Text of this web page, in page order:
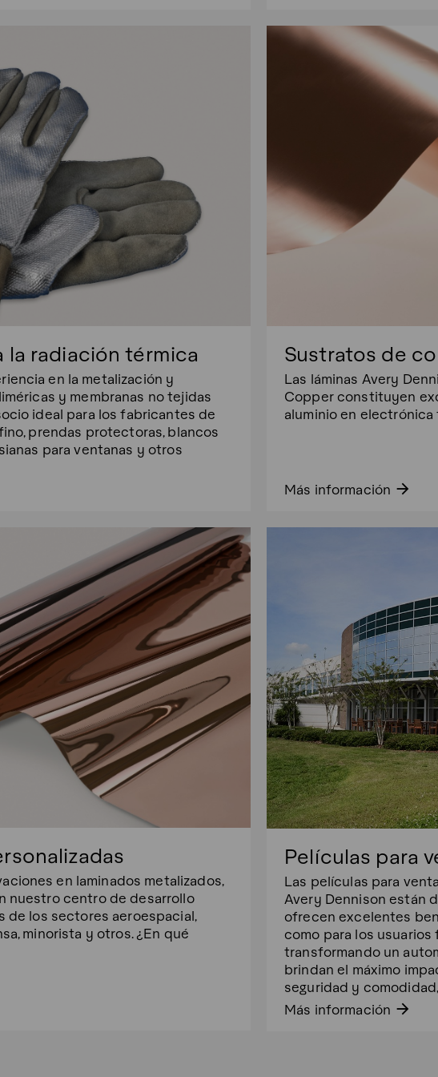
radiación térmica
en la metalización y
y membranas no tejidas
ideal para los fabricantes de
prendas protectoras, blancos
para ventanas y otros
Sustratos de
Las láminas Avery
Copper constituyen
aluminio en
Más información arrow_forward
en laminados metalizados,
nuestro centro de desarrollo
de los sectores aeroespacial,
minorista y otros. ¿En qué
Películas para
Las películas para
Avery Dennison están
ofrecen excelentes
como para los
transformando un
brindan el máximo
seguridad y
Más información arrow_forward